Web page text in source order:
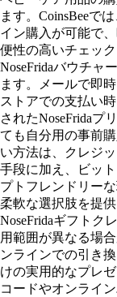
ます。CoinsBeeで
イン購入が可能で
便性の高いチェッ
NoseFridaバウチャ
ます。メールで即
ストアでの支払い
されたNoseFridaプ
ても自分用の事前
い方法は、クレジ
手段に加え、ビッ
プトフレンドリー
柔軟な選択肢を提
NoseFridaギフトク
用範囲が異なる場
ンラインでの引き
けの実用的なプレ
コードやオンライ